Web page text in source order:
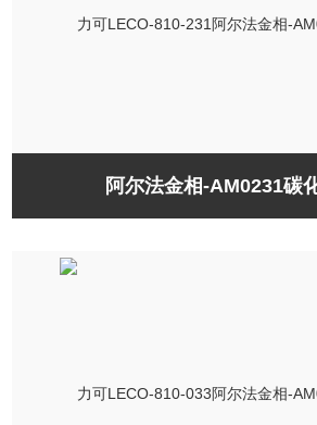
阿尔法金相-AM0231碳